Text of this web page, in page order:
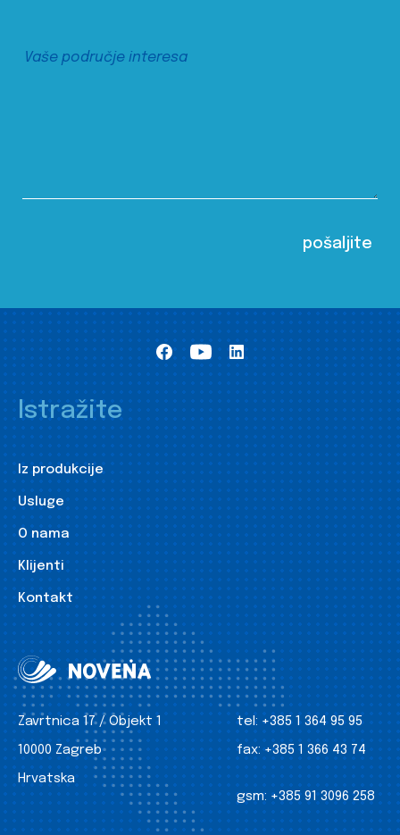
Istražite
Iz produkcije
Usluge
O nama
Klijenti
Kontakt
Zavrtnica 17 / Objekt 1
10000 Zagreb
Hrvatska
tel: +385 1 364 95 95
fax: +385 1 366 43 74
gsm: +385 91 3096 258